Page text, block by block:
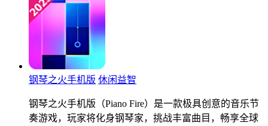
钢琴之火手机版 休闲益智
钢琴之火手机版（Piano Fire）是一款极具创意的音乐节
奏游戏，玩家将化身钢琴家，挑战丰富曲目，畅享全球